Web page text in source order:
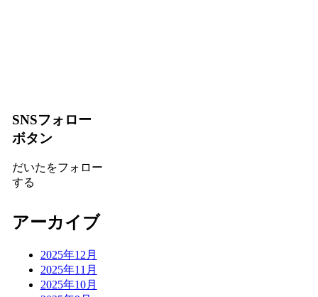
SNSフォロー
ボタン
だいたをフォロー
する
アーカイブ
2025年12月
2025年11月
2025年10月